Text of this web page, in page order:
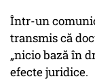
Într-un
transmis că
„nicio bază în
efecte juridice.